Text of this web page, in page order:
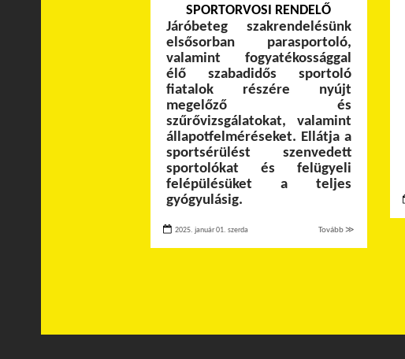
SPORTORVOSI RENDELŐ
Járóbeteg szakrendelésünk
elsősorban parasportoló,
valamint fogyatékossággal
élő szabadidős sportoló
fiatalok részére nyújt
megelőző és
szűrővizsgálatokat, valamint
állapotfelméréseket. Ellátja a
sportsérülést szenvedett
sportolókat és felügyeli
felépülésüket a teljes
gyógyulásig.
2025. január 01. szerda Tovább ≫